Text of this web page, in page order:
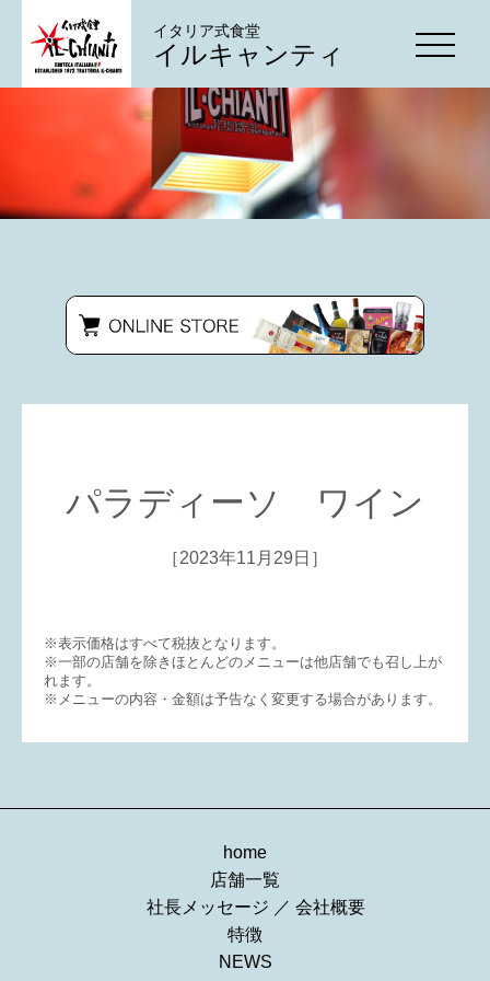
イタリア式食堂
イルキャンティ
パラディーソ ワイン
［2023年11月29日］
※表示価格はすべて税抜となります。
※一部の店舗を除きほとんどのメニューは他店舗でも召し上が
れます。
※メニューの内容・金額は予告なく変更する場合があります。
home
店舗一覧
社長メッセージ ／ 会社概要
特徴
NEWS